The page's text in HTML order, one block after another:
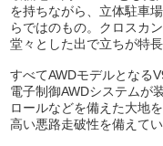
を持ちながら、立体駐車
らではのもの。クロスカ
堂々とした出で立ちが特長
すべてAWDモデルとなる
電子制御AWDシステムが
ロールなどを備えた大地
高い悪路走破性を備えてい